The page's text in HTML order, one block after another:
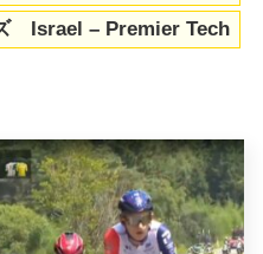
Israel – Premier Tech